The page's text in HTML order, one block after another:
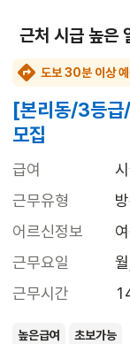
근처 시급 높은
도보 30분 이상
[본리동/3등
모집
급여
근무유형
어르신정보
근무요일
근무시간
높은급여 초보가능